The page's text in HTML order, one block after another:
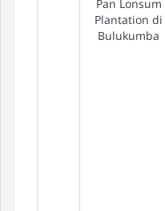
Pan Lonsum
Plantation di
Bulukumba